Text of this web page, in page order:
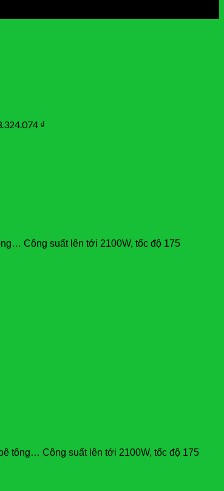
₫
Công suất lên tới 2100W, tốc độ 175
tông… Công suất lên tới 2100W, tốc độ 175